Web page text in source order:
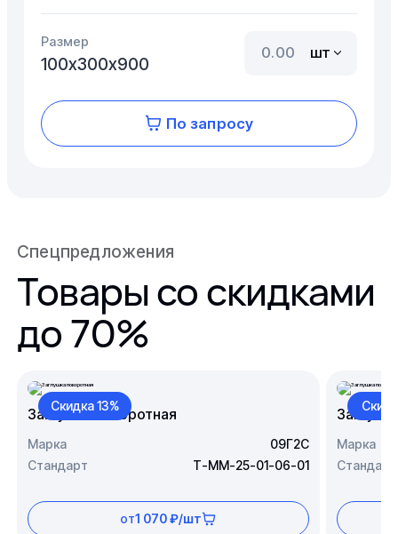
Размер
100х300х900
шт
По запросу
Спецпредложения
Товары со скидками
до 70%
Скидка 13%
Заглушка поворотная
Марка
09Г2С
Стандарт
Т-ММ-25-01-06-01
от1 070 ₽/шт
Марка
Стандарт